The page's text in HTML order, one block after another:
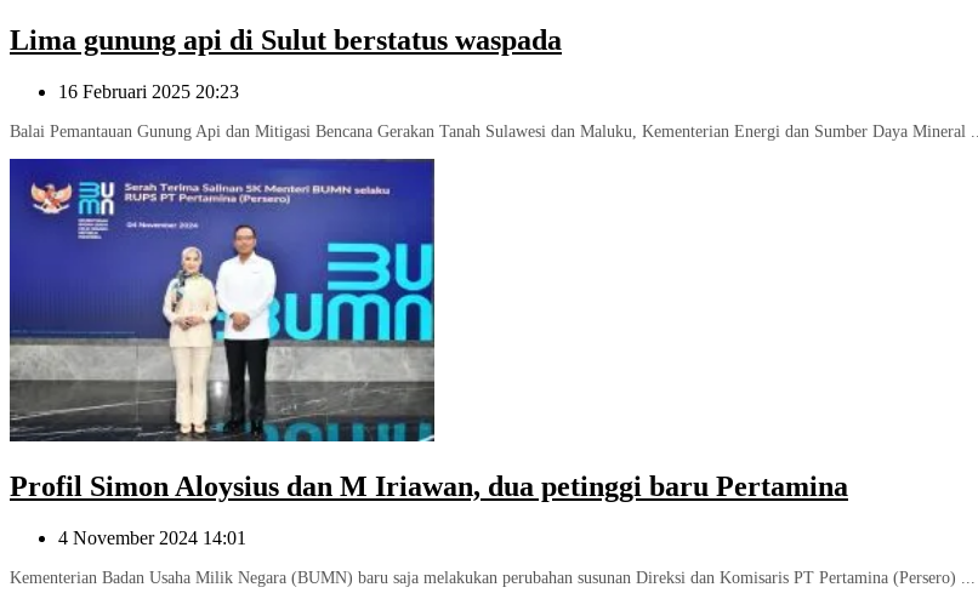
Lima gunung api di Sulut berstatus waspada
16 Februari 2025 20:23
Balai Pemantauan Gunung Api dan Mitigasi Bencana Gerakan Tanah Sulawesi dan Maluku, Kementerian Energi dan Sumber Daya Mineral ...
Profil Simon Aloysius dan M Iriawan, dua petinggi baru Pertamina
4 November 2024 14:01
Kementerian Badan Usaha Milik Negara (BUMN) baru saja melakukan perubahan susunan Direksi dan Komisaris PT Pertamina (Persero) ...